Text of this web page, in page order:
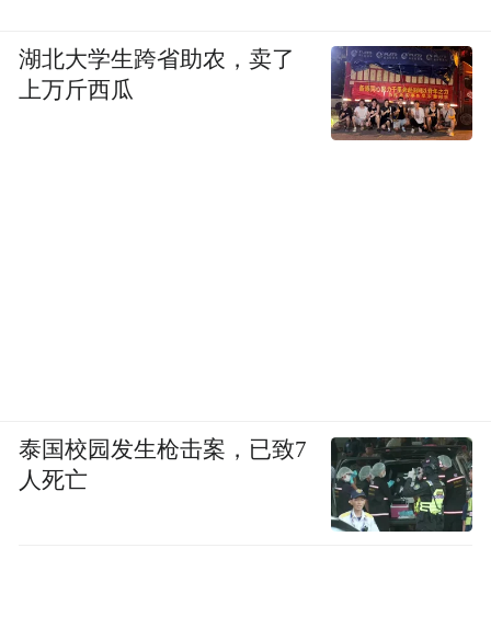
湖北大学生跨省助农，卖了
上万斤西瓜
泰国校园发生枪击案，已致7
人死亡